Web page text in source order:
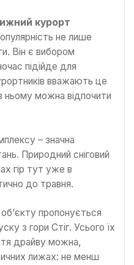
курорт
не лише
Він є вибором
підійде для
вважають це
ньому можна відпочити
– значна
Природний сніговий
гір тут уже в
до травня.
пропонується
з гори Стіг. Усього їх
драйву можна,
лижах: не менш